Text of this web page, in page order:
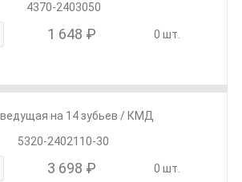
4370-2403050
1 648 ₽ 0 шт.
на 14 зубьев / КМД
5320-2402110-30
3 698 ₽ 0 шт.